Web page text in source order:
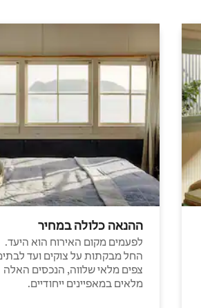
ההנאה כלולה במחיר
לפעמים מקום האירוח הוא היעד.
החל מבקתות על צוקים ועד
צפים מלאי שלווה, הנכסים האלה
מלאים במאפיינים ייחודיים.